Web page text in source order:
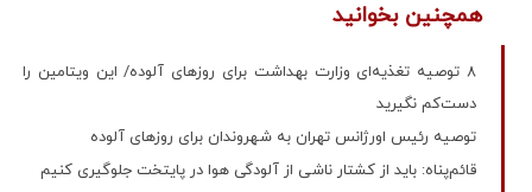
همچنین بخوانید
۸ توصیه تغذیه‌ای وزارت بهداشت برای روزهای آلوده/ این ویتامین را
دست‌کم نگیرید
توصیه رئیس اورژانس تهران به شهروندان برای روزهای آلوده
قائم‌پناه: باید از کشتار ناشی از آلودگی هوا در پایتخت جلوگیری کنیم